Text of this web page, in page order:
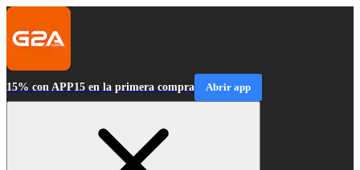
15% con APP15 en la primera compra Abrir app